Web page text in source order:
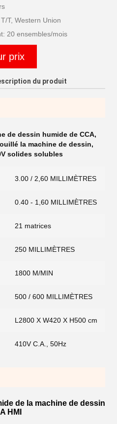
T, Western Union
20 ensembles/mois
prix
du produit
de dessin humide de CCA,
la machine de dessin,
solides solubles
3.00 / 2,60 MILLIMÈTRES
0.40 - 1,60 MILLIMÈTRES
21 matrices
250 MILLIMÈTRES
1800 M/MIN
500 / 600 MILLIMÈTRES
L2800 X W420 X H500 cm
410V C.A., 50Hz
de la machine de dessin
HMI